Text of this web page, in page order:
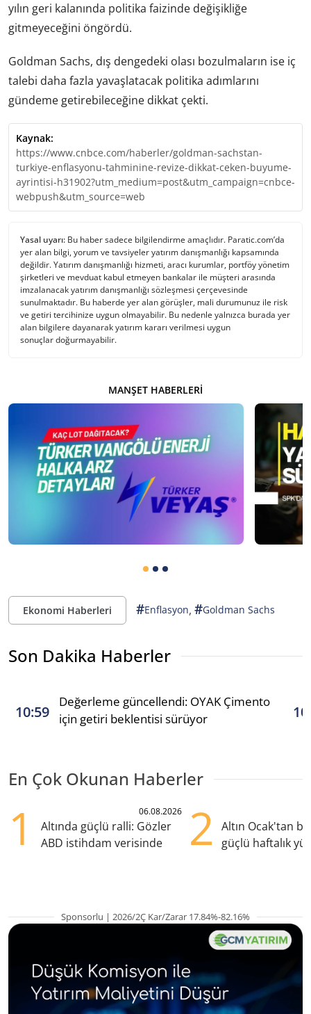
yılın geri kalanında politika faizinde değişikliğe
gitmeyeceğini öngördü.
Goldman Sachs, dış dengedeki olası bozulmaların ise iç
talebi daha fazla yavaşlatacak politika adımlarını
gündeme getirebileceğine dikkat çekti.
Kaynak:
https://www.cnbce.com/haberler/goldman-sachstan-
turkiye-enflasyonu-tahminine-revize-dikkat-ceken-buyume-
ayrintisi-h31902?utm_medium=post&utm_campaign=cnbce-
webpush&utm_source=web
Yasal uyarı: Bu haber sadece bilgilendirme amaçlıdır. Paratic.com’da
yer alan bilgi, yorum ve tavsiyeler yatırım danışmanlığı kapsamında
değildir. Yatırım danışmanlığı hizmeti, aracı kurumlar, portföy yönetim
şirketleri ve mevduat kabul etmeyen bankalar ile müşteri arasında
imzalanacak yatırım danışmanlığı sözleşmesi çerçevesinde
sunulmaktadır. Bu haberde yer alan görüşler, mali durumunuz ile risk
ve getiri tercihinize uygun olmayabilir. Bu nedenle yalnızca burada yer
alan bilgilere dayanarak yatırım kararı verilmesi uygun
sonuçlar doğurmayabilir.
MANŞET HABERLERI
Ekonomi Haberleri #Enflasyon, #Goldman Sachs
Son Dakika Haberler
10:59
Değerleme güncellendi: OYAK Çimento
için getiri beklentisi sürüyor
En Çok Okunan Haberler
1 06.08.2026
Altında güçlü ralli: Gözler
ABD istihdam verisinde
2
Altın Ocak'tan
güçlü haftalık
Sponsorlu | 2026/2Ç Kar/Zarar 17.84%-82.16%